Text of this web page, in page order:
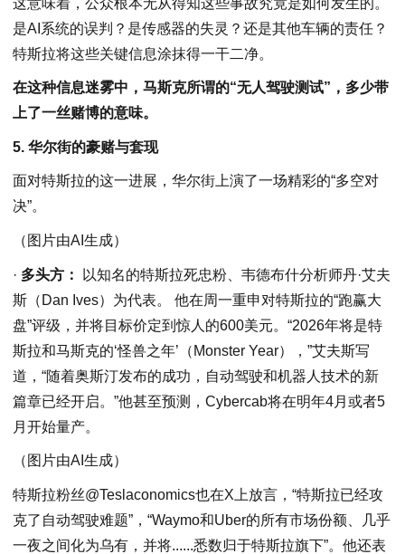
是AI系统的误判？是传感器的失灵？还是其他车辆的责任？
特斯拉将这些关键信息涂抹得一干二净。
在这种信息迷雾中，马斯克所谓的“无人驾驶测试”，多少带
上了一丝赌博的意味。
5. 华尔街的豪赌与套现
面对特斯拉的这一进展，华尔街上演了一场精彩的“多空对
决”。
（图片由AI生成）
· 多头方：
以知名的特斯拉死忠粉、韦德布什分析师丹·艾夫
斯（Dan Ives）为代表。 他在周一重申对特斯拉的“跑赢大
盘”评级，并将目标价定到惊人的600美元。“2026年将是特
斯拉和马斯克的‘怪兽之年’（Monster Year），”艾夫斯写
道，“随着奥斯汀发布的成功，自动驾驶和机器人技术的新
篇章已经开启。”他甚至预测，Cybercab将在明年4月或者5
月开始量产。
（图片由AI生成）
特斯拉粉丝@Teslaconomics也在X上放言，“特斯拉已经攻
克了自动驾驶难题”，“Waymo和Uber的所有市场份额、几乎
一夜之间化为乌有，并将......悉数归于特斯拉旗下”。他还表